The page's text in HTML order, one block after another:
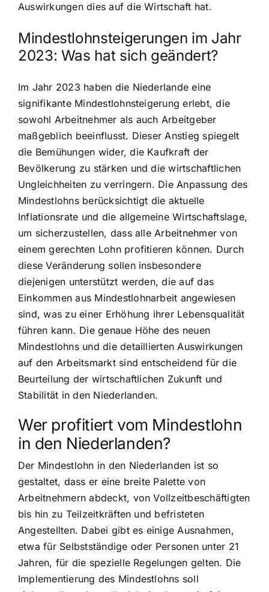
Auswirkungen dies auf die Wirtschaft hat.
Mindestlohnsteigerungen im Jahr
2023: Was hat sich geändert?
Im Jahr 2023 haben die Niederlande eine
signifikante Mindestlohnsteigerung erlebt, die
sowohl Arbeitnehmer als auch Arbeitgeber
maßgeblich beeinflusst. Dieser Anstieg spiegelt
die Bemühungen wider, die Kaufkraft der
Bevölkerung zu stärken und die wirtschaftlichen
Ungleichheiten zu verringern. Die Anpassung des
Mindestlohns berücksichtigt die aktuelle
Inflationsrate und die allgemeine Wirtschaftslage,
um sicherzustellen, dass alle Arbeitnehmer von
einem gerechten Lohn profitieren können. Durch
diese Veränderung sollen insbesondere
diejenigen unterstützt werden, die auf das
Einkommen aus Mindestlohnarbeit angewiesen
sind, was zu einer Erhöhung ihrer Lebensqualität
führen kann. Die genaue Höhe des neuen
Mindestlohns und die detaillierten Auswirkungen
auf den Arbeitsmarkt sind entscheidend für die
Beurteilung der wirtschaftlichen Zukunft und
Stabilität in den Niederlanden.
Wer profitiert vom Mindestlohn
in den Niederlanden?
Der Mindestlohn in den Niederlanden ist so
gestaltet, dass er eine breite Palette von
Arbeitnehmern abdeckt, von Vollzeitbeschäftigten
bis hin zu Teilzeitkräften und befristeten
Angestellten. Dabei gibt es einige Ausnahmen,
etwa für Selbstständige oder Personen unter 21
Jahren, für die spezielle Regelungen gelten. Die
Implementierung des Mindestlohns soll